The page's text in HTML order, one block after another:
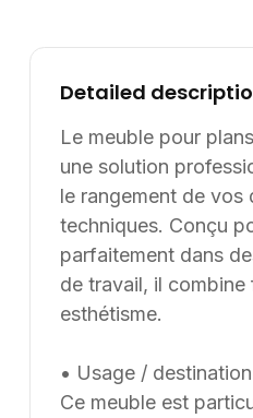
sont adaptables sur
du client. Nous pouvons également développer des
solutions sur mesure à
chaque projet pouvant être
contraintes et les usages
Detailed
Le meuble pour
une solution
le rangement de vos
techniques. Conçu
parfaitement dans
de travail, il
esthétisme.
• Usage /
Ce meuble est